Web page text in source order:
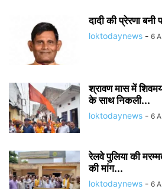
दादी की प्रेरणा बनी
loktodaynews - 6
श्रावण मास में
के साथ निकली...
loktodaynews - 6
रेलवे पुलिया की
की मांग...
loktodaynews - 6